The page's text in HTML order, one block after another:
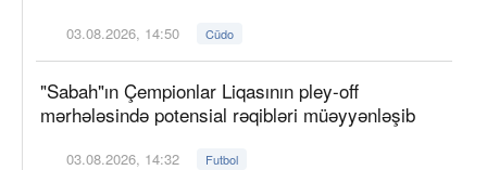
03.08.2026, 14:50 Cüdo
"Sabah"ın Çempionlar Liqasının pley-off
mərhələsində potensial rəqibləri müəyyənləşib
03.08.2026, 14:32 Futbol